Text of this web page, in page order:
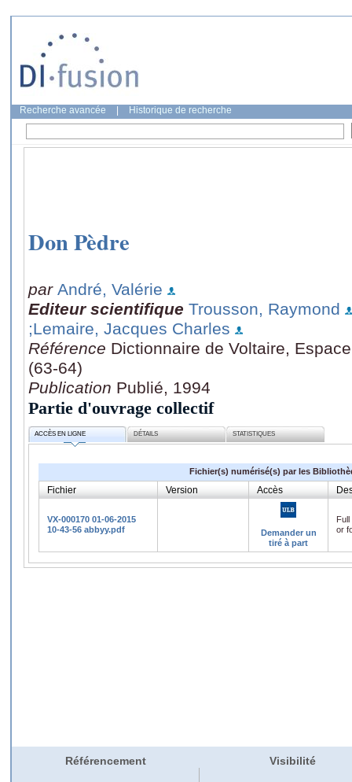
Recherche avancée Historique de recherche
Don Pèdre
par André, Valérie
Editeur scientifique Trousson, Raymond
;Lemaire, Jacques Charles
Référence Dictionnaire de Voltaire,
(63-64)
Publication Publié, 1994
Partie d'ouvrage collectif
ACCÈS EN LIGNE DÉTAILS STATISTIQUES
Fichier(s) numérisé(s) par les
Fichier Version Accès
VX-000170 01-06-2015
10-43-56 abbyy.pdf
Demander un
tiré à part
or
Référencement Visibilité